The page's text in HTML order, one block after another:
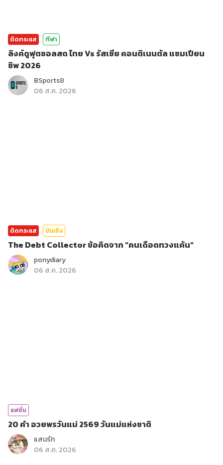
ติดกระแส กีฬา
ลิงค์ดูฟุตซอลสด ไทย Vs รัสเซีย คอนติเนนตัล แชมเปียน
ชิพ 2026
BSports8
06 ส.ค. 2026
ติดกระแส บันเทิง
The Debt Collector ข้อคิดจาก "คนเดือดทวงแค้น"
ponydiary
06 ส.ค. 2026
แฟชั่น
20 คำ อวยพรวันแม่ 2569 วันแม่แห่งชาติ
แสนรัก
06 ส.ค. 2026